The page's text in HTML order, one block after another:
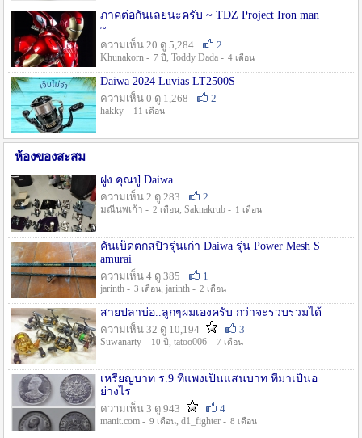
ภาคต่อกันเลยนะครับ ~ TDZ Project Iron man
~
ความเห็น 20 ดู 5,284
2
Khunakorn - 7 ปี , Toddy Dada - 4 เดือน
Daiwa 2024 Luvias LT2500S
ความเห็น 0 ดู 1,268
2
hakky - 11 เดือน
ห้องของสะสม
ฝูง คุณปู่ Daiwa
ความเห็น 2 ดู 283
2
มณีนพเก้า - 2 เดือน, Saknakrub - 1 เดือน
คันเบ็ดตกสปิ๋วรุ่นเก่า Daiwa รุ่น Power Mesh S
amurai
ความเห็น 4 ดู 385
1
jarinth - 3 เดือน, jarinth - 2 เดือน
สายปลาบ่อ..ลูกๆผมเองครับ กว่าจะรวบรวมได้
ความเห็น 32 ดู 10,194
3
Suwanarty - 10 ปี , tatoo006 - 7 เดือน
เหรียญบาท ร.9 ที่แพงเป็นแสนบาท ที่มาเป็นอ
ย่างไร
ความเห็น 3 ดู 943
4
manit.com - 9 เดือน, d1_fighter - 8 เดือน